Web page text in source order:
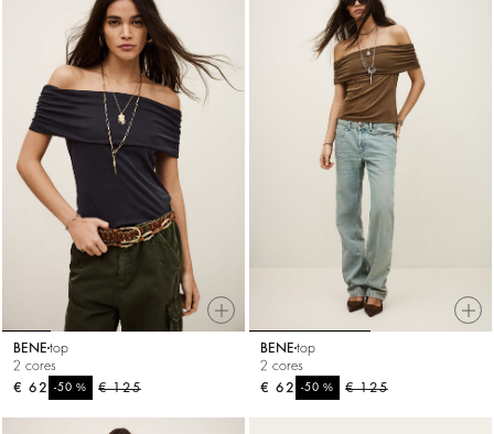
BENE top
2 cores
€ 125
-50%
€ 62
BENE top
2 cores
€ 125
-50%
€ 62